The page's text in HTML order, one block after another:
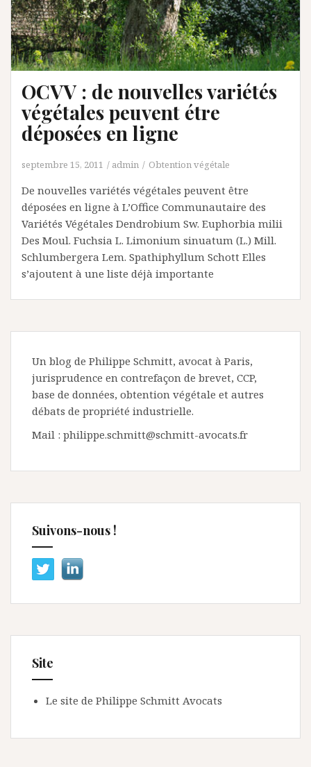
OCVV : de nouvelles variétés
végétales peuvent étre
déposées en ligne
septembre 15, 2011 admin Obtention végétale
De nouvelles variétés végétales peuvent être
déposées en ligne à L’Office Communautaire des
Variétés Végétales Dendrobium Sw. Euphorbia milii
Des Moul. Fuchsia L. Limonium sinuatum (L.) Mill.
Schlumbergera Lem. Spathiphyllum Schott Elles
s’ajoutent à une liste déjà importante
Un blog de Philippe Schmitt, avocat à Paris,
jurisprudence en contrefaçon de brevet, CCP,
base de données, obtention végétale et autres
débats de propriété industrielle.
Mail : philippe.schmitt@schmitt-avocats.fr
Suivons-nous !
Site
Le site de Philippe Schmitt Avocats